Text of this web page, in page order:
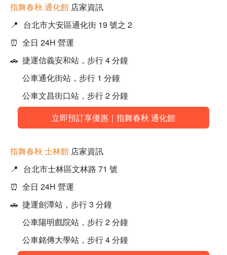
指舞春秋 通化館 店家資訊
📍 台北市大安區通化街 19 號之 2
⏰ 全日 24H 營運
🚗 捷運信義安和站，步行 4 分鐘
公車通化街站，步行 1 分鐘
公車文昌街口站，步行 2 分鐘
立即預訂享優惠｜指舞春秋 通化館
指舞春秋 士林館 店家資訊
📍 台北市士林區文林路 71 號
⏰ 全日 24H 營運
🚗 捷運劍潭站，步行 3 分鐘
公車陽明戲院站，步行 2 分鐘
公車銘傳大學站，步行 4 分鐘